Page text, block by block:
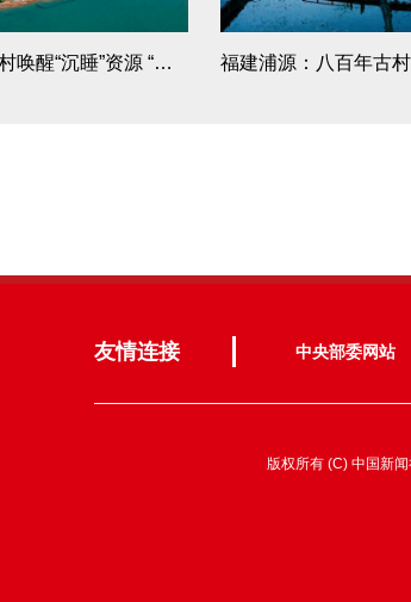
福清古老渔村唤醒“沉睡”资源 “美丽吉岛”乘风破浪
友情连接 中央部委网站
版权所有 (C) 中国新